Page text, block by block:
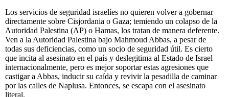
Los servicios de seguridad israelíes no quieren volver a gobernar
directamente sobre Cisjordania o Gaza; temiendo un colapso de la
Autoridad Palestina (AP) o Hamas, los tratan de manera deferente.
Ven a la Autoridad Palestina bajo Mahmoud Abbas, a pesar de
todas sus deficiencias, como un socio de seguridad útil. Es cierto
que incita al asesinato en el país y deslegitima al Estado de Israel
internacionalmente, pero es mejor soportar estas agresiones que
castigar a Abbas, inducir su caída y revivir la pesadilla de caminar
por las calles de Naplusa. Entonces, se escapa con el asesinato
literal.